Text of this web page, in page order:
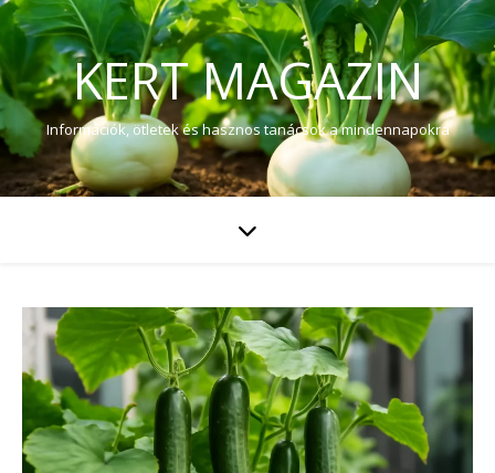
KERT MAGAZIN
Információk, ötletek és hasznos tanácsok a mindennapokra